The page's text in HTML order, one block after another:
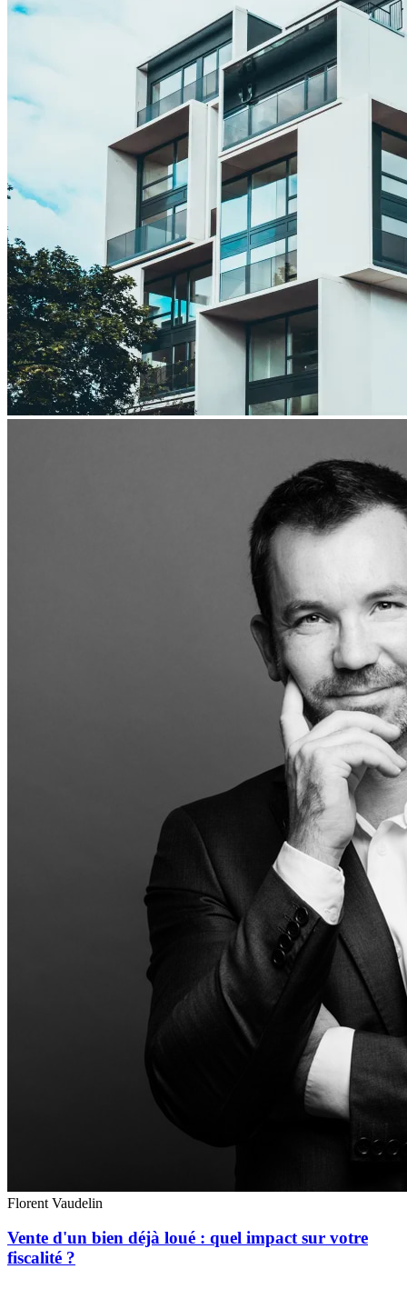
Florent Vaudelin
Vente d'un bien déjà loué : quel impact sur votre
fiscalité ?